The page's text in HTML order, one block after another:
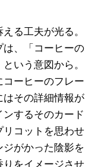
る工夫が光る。
、「コーヒーの
いう意図から。
ーヒーのフレー
その詳細情報が
するそのカード
コットを思わせ
がかった陰影を
をイメージさせ